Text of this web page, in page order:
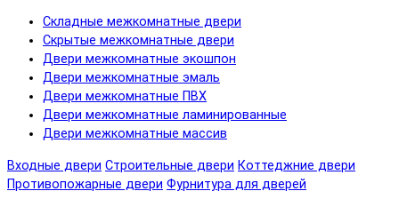
Складные межкомнатные двери
Скрытые межкомнатные двери
Двери межкомнатные экошпон
Двери межкомнатные эмаль
Двери межкомнатные ПВХ
Двери межкомнатные ламинированные
Двери межкомнатные массив
Входные двери Строительные двери Коттеджние двери
Противопожарные двери Фурнитура для дверей